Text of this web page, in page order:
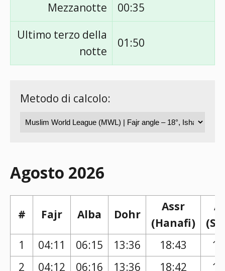
Mezzanotte
00:35
Ultimo terzo della
notte
01:50
Metodo di calcolo:
Agosto 2026
# Fajr Alba Dohr
Assr
(Hanafi)
1
04:11 06:15 13:36 18:43
2
04:12 06:16 13:36 18:42